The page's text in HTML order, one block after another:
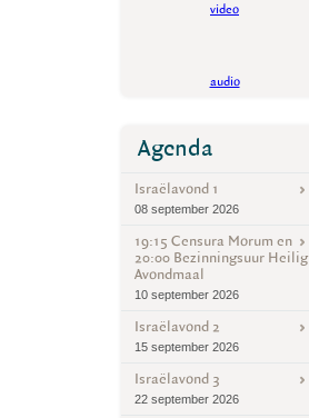
video
audio
Agenda
Israëlavond 1
08 september 2026
19:15 Censura Morum en
20:00 Bezinningsuur Heilig
Avondmaal
10 september 2026
Israëlavond 2
15 september 2026
Israëlavond 3
22 september 2026